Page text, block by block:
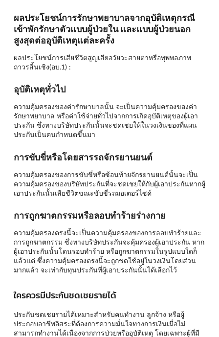
ผลประโยชน์การรักษาพยาบาลจากอุบัติเหตุกรณี
เข้าพักรักษาตัวแบบผู้ป่วยใน และแบบผู้ป่วยนอก
สูงสุดต่ออุบัติเหตุแต่ละครั้ง
ผลประโยชน์การเสียชีวิตสูญเสียอวัยวะสายตาหรือทุพพลภาพ
ถาวรสิ้นเชิง(อบ.1) :
อุบัติเหตุทั่วไป
ความคุ้มครองของค่ารักษาบาลนั้น จะเป็นความคุ้มครองของค่า
รักษาพยาบาล หรือค่าใช้จ่ายทั่วไปจากการเกิดอุบัติเหตุของผู้เอา
ประกัน ซึ่งทางบริษัทประกันนั้นจะชดเชยให้ในวงเงินของที่แผน
ประกันเป็นคนกำหนดขึ้นมา
การขับขี่หรือโดยสารรถจักรยานยนต์
ความคุ้มครองของการขับขี่หรือซ้อนท้ายจักรยานยนต์นั้นจะเป็น
ความคุ้มครองของบริษัทประกันที่จะชดเชยให้กับผู้เอาประกันหากผู้
เอาประกันนั้นเสียชีวิตขณะขับขี่รถมอเตอร์ไซค์
การถูกฆาตกรรมหรือลอบทำร้ายร่างกาย
ความคุ้มครองตรงนี้จะเป็นความคุ้มครองของการลอบทำร้ายและ
การถูกฆาตกรรม ซึ่งทางบริษัทประกันจะคุ้มครองผู้เอาประกัน หาก
ผู้เอาประกันนั้นโดนรอบทำร้าย หรือถูกฆาตกรรมในรูปแบบใดก็
แล้วแต่ ซึ่งความคุ้มครองตรงนี้จะถูกชดใช้อยู่ในวงเงินโดยส่วน
มากแล้ว จะเท่ากับทุนประกันที่ผู้เอาประกันนั้นได้เลือกไว้
ใครควรมีประกันชดเชยรายได้
ประกันชดเชยรายได้เหมาะสำหรับคนทำงาน ลูกจ้าง หรือผู้
ประกอบอาชีพอิสระที่ต้องการความมั่นใจทางการเงินเมื่อไม่
สามารถทำงานได้เนื่องจากการป่วยหรืออุบัติเหตุ โดยเฉพาะผู้ที่มี